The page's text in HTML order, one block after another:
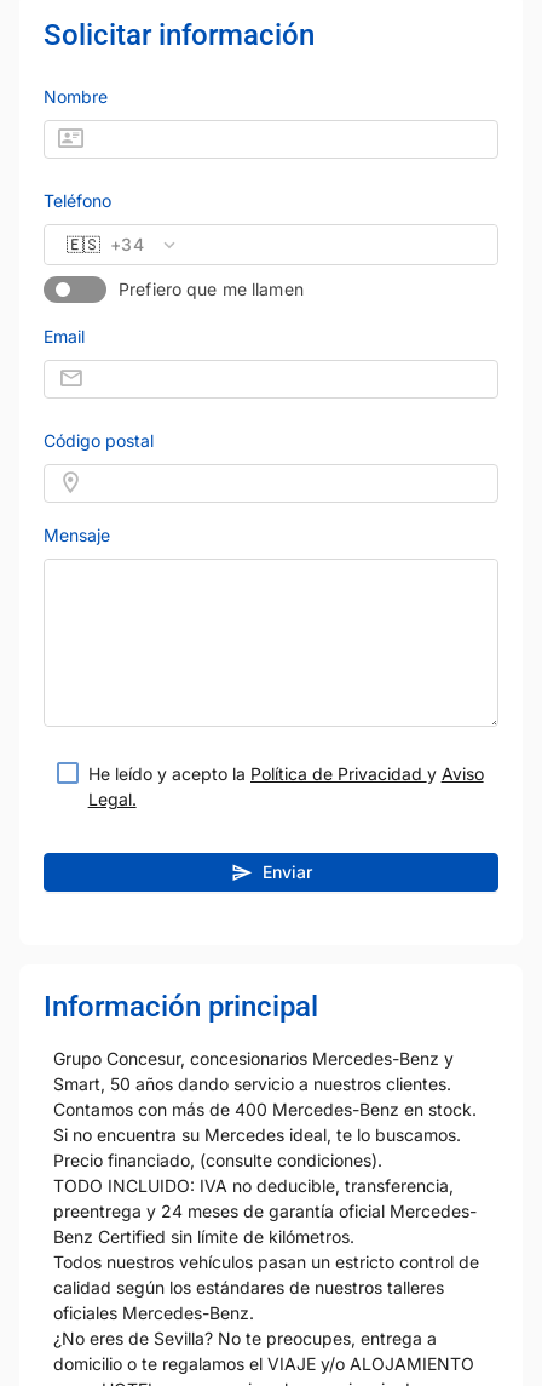
Solicitar información
Nombre
Teléfono
🇪🇸 +34
Prefiero que me llamen
Email
Código postal
Mensaje
He leído y acepto la Política de Privacidad y Aviso
Legal.
Enviar
Información principal
Grupo Concesur, concesionarios Mercedes-Benz y
Smart, 50 años dando servicio a nuestros clientes.
Contamos con más de 400 Mercedes-Benz en stock.
Si no encuentra su Mercedes ideal, te lo buscamos.
Precio financiado, (consulte condiciones).
TODO INCLUIDO: IVA no deducible, transferencia,
preentrega y 24 meses de garantía oficial Mercedes-
Benz Certified sin límite de kilómetros.
Todos nuestros vehículos pasan un estricto control de
calidad según los estándares de nuestros talleres
oficiales Mercedes-Benz.
¿No eres de Sevilla? No te preocupes, entrega a
domicilio o te regalamos el VIAJE y/o ALOJAMIENTO